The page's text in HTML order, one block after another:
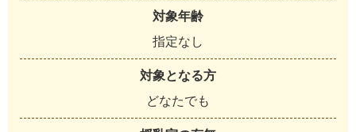
対象年齢
指定なし
対象となる方
どなたでも